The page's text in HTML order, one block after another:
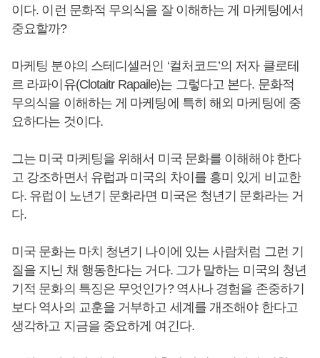
이다. 이런 문화적 무의식을 잘 이해하는 게 마케팅에서
중요할까?
마케팅 분야의 스테디셀러인 ‘컬처코드’의 저자 클로테
르 라파이유(Clotaitr Rapaile)는 그렇다고 본다. 문화적
무의식을 이해하는 게 마케팅에 특히 해외 마케팅에 중
요하다는 것이다.
그는 미국 마케팅을 위해서 미국 문화를 이해해야 한다
고 강조하면서 유럽과 미국의 차이를 흥미 있게 비교한
다. 유럽이 노년기 문화라면 미국은 청년기 문화라는 거
다.
미국 문화는 마치 청년기 나이에 있는 사람처럼 그런 기
질을 지닌 채 행동한다는 거다. 그가 말하는 미국의 청년
기적 문화의 특징은 무엇인가? 역사나 경험을 존중하기
보다 역사의 교훈을 거부하고 세계를 개조해야 한다고
생각하고 지금을 중요하게 여긴다.